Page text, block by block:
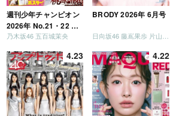
週刊少年チャンピオン
2026年 No.21・22 合
併号
乃木坂46 五百城茉央
BRODY 2026年 6月号
日向坂46 藤嶌果歩 片山紗希 松尾桜 金村美玖 髙橋未来虹
4.23 4.22